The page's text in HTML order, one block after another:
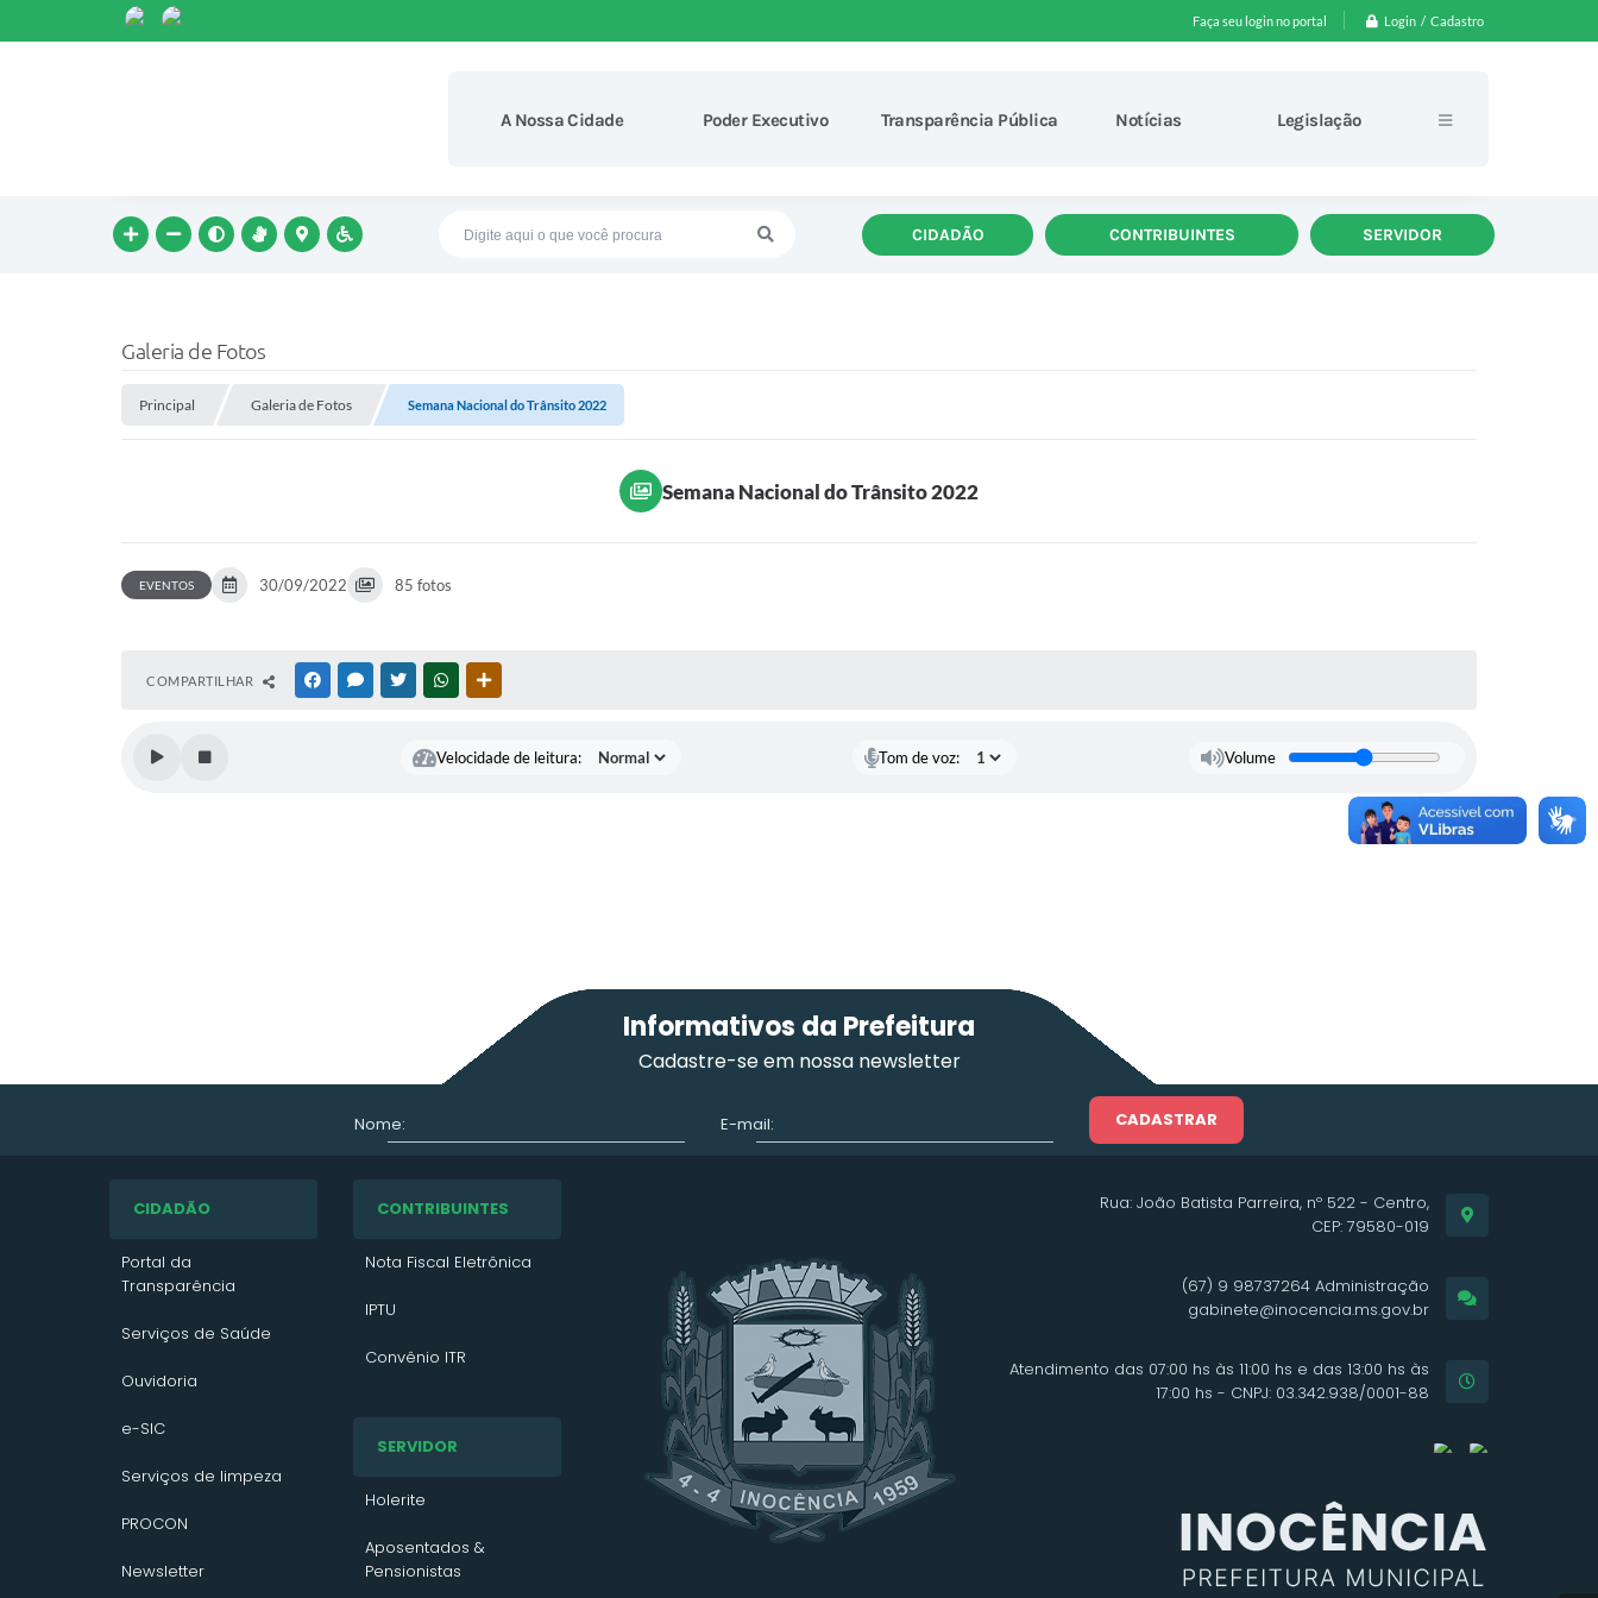
Faça seu login no portal Login / Cadastro
A Nossa Cidade Poder Executivo Transparência Pública Notícias Legislação
CIDADÃO CONTRIBUINTES SERVIDOR
Galeria de Fotos
Principal Galeria de Fotos Semana Nacional do Trânsito 2022
Semana Nacional do Trânsito 2022
EVENTOS 30/09/2022 85 fotos
COMPARTILHAR FACEBOOKMESSENGER
TWITTERWHATSAPP
Velocidade de leitura: Tom de voz: Volume
Informativos da Prefeitura
Cadastre-se em nossa newsletter
Nome: E-mail: CADASTRAR
CIDADÃO
Portal da
Transparência
Serviços de Saúde
Ouvidoria
e-SIC
Serviços de limpeza
PROCON
Newsletter
CONTRIBUINTES
Nota Fiscal Eletrônica
IPTU
Convênio ITR
VTN 2025
VTN 2024
Contato/Solicitação
SERVIDOR
Holerite
Aposentados &
Pensionistas
Rua: João Batista Parreira, nº 522 - Centro,
CEP: 79580-019
(67) 9 98737264 Administração
gabinete@inocencia.ms.gov.br
Atendimento das 07:00 hs às 11:00 hs e das 13:00 hs às
17:00 hs - CNPJ: 03.342.938/0001-88